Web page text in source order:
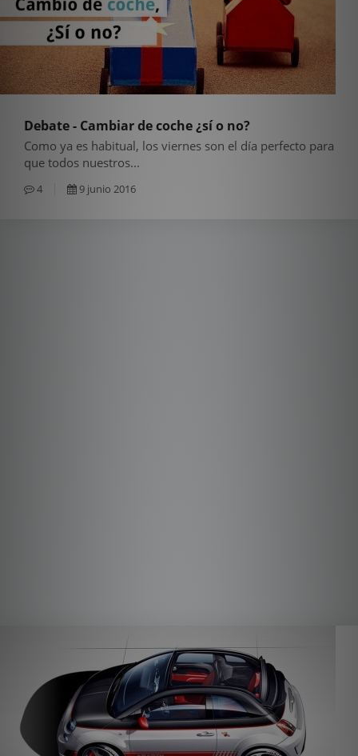
Debate - Cambiar de coche ¿sí o no?
Como ya es habitual, los viernes son el día perfecto para
que todos nuestros...
4 9 junio 2016